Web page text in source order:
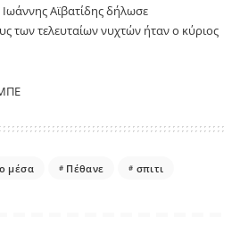
Αϊβατίδης δήλωσε
των τελευταίων νυχτών ήταν ο κύριος
μέσα Πέθανε σπιτι